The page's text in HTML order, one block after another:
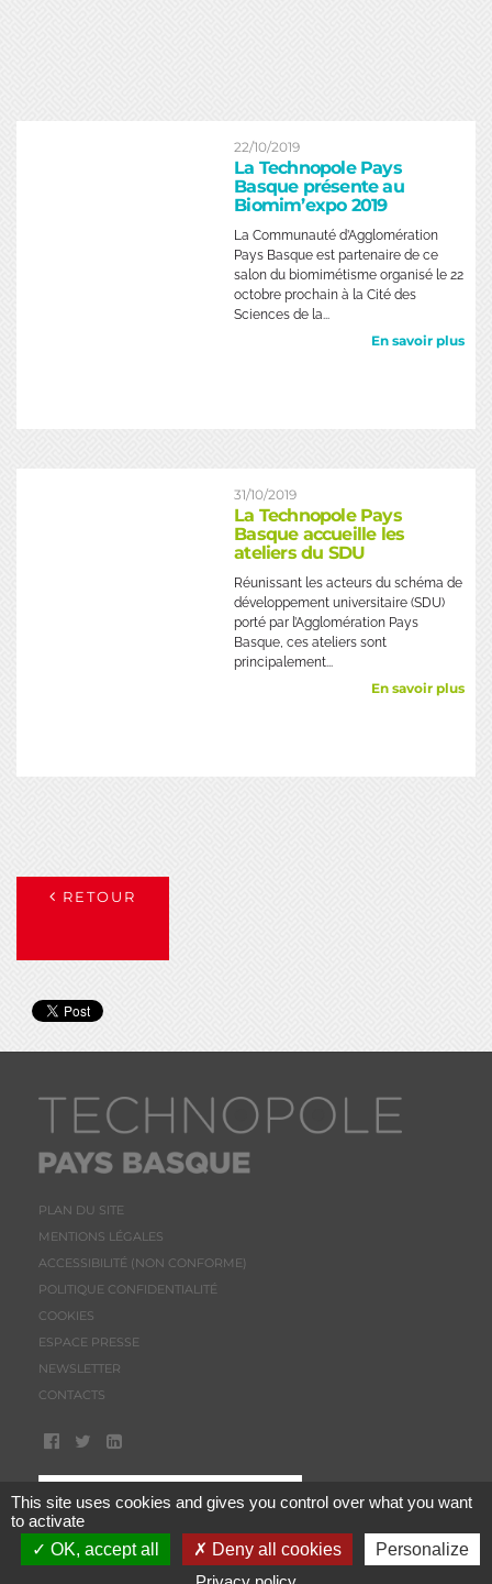
22/10/2019
La Technopole Pays
Basque présente au
Biomim’expo 2019
La Communauté d’Agglomération
Pays Basque est partenaire de ce
salon du biomimétisme organisé le 22
octobre prochain à la Cité des
Sciences de la...
En savoir plus
31/10/2019
La Technopole Pays
Basque accueille les
ateliers du SDU
Réunissant les acteurs du schéma de
développement universitaire (SDU)
porté par l’Agglomération Pays
Basque, ces ateliers sont
principalement...
En savoir plus
RETOUR
PLAN DU SITE
MENTIONS LÉGALES
ACCESSIBILITÉ (NON CONFORME)
POLITIQUE CONFIDENTIALITÉ
COOKIES
ESPACE PRESSE
NEWSLETTER
CONTACTS
This site uses cookies and gives you control over what you want
to activate
OK, accept all
Deny all cookies
Personalize